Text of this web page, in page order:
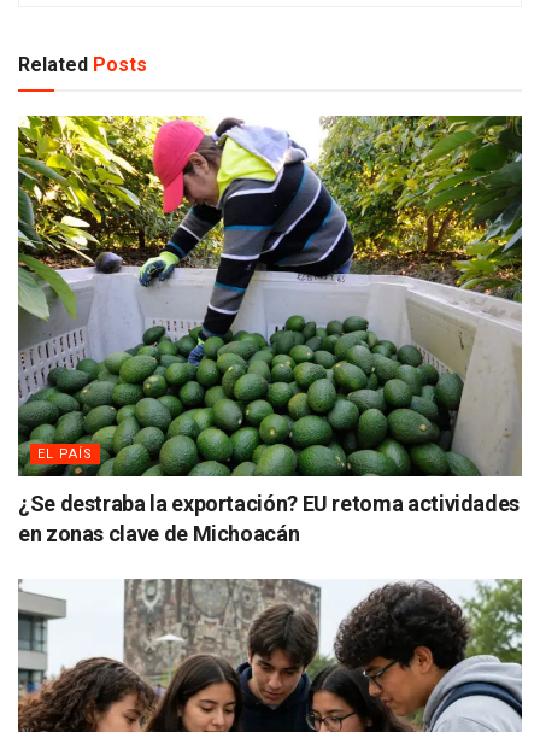
Related Posts
EL PAÍS
¿Se destraba la exportación? EU retoma actividades
en zonas clave de Michoacán